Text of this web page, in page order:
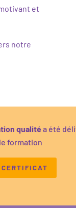
et
notre
qualité a été
formation